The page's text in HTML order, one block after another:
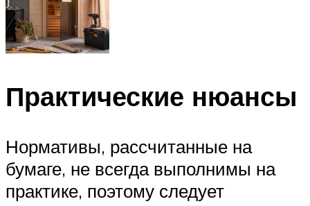
Практические нюансы
Нормативы, рассчитанные на
бумаге, не всегда выполнимы на
практике, поэтому следует